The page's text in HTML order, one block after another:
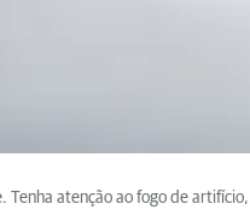
atenção ao fogo de